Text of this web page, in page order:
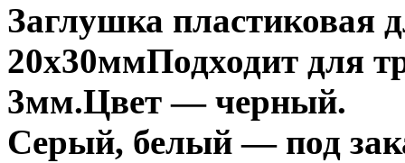
Заглушка пластиковая
20х30ммПодходит для
3мм.Цвет — черный.
Серый, белый — под